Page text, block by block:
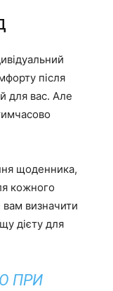
після
для вас. Але
щоденника,
кожного
визначити
дієту для
ПРИ